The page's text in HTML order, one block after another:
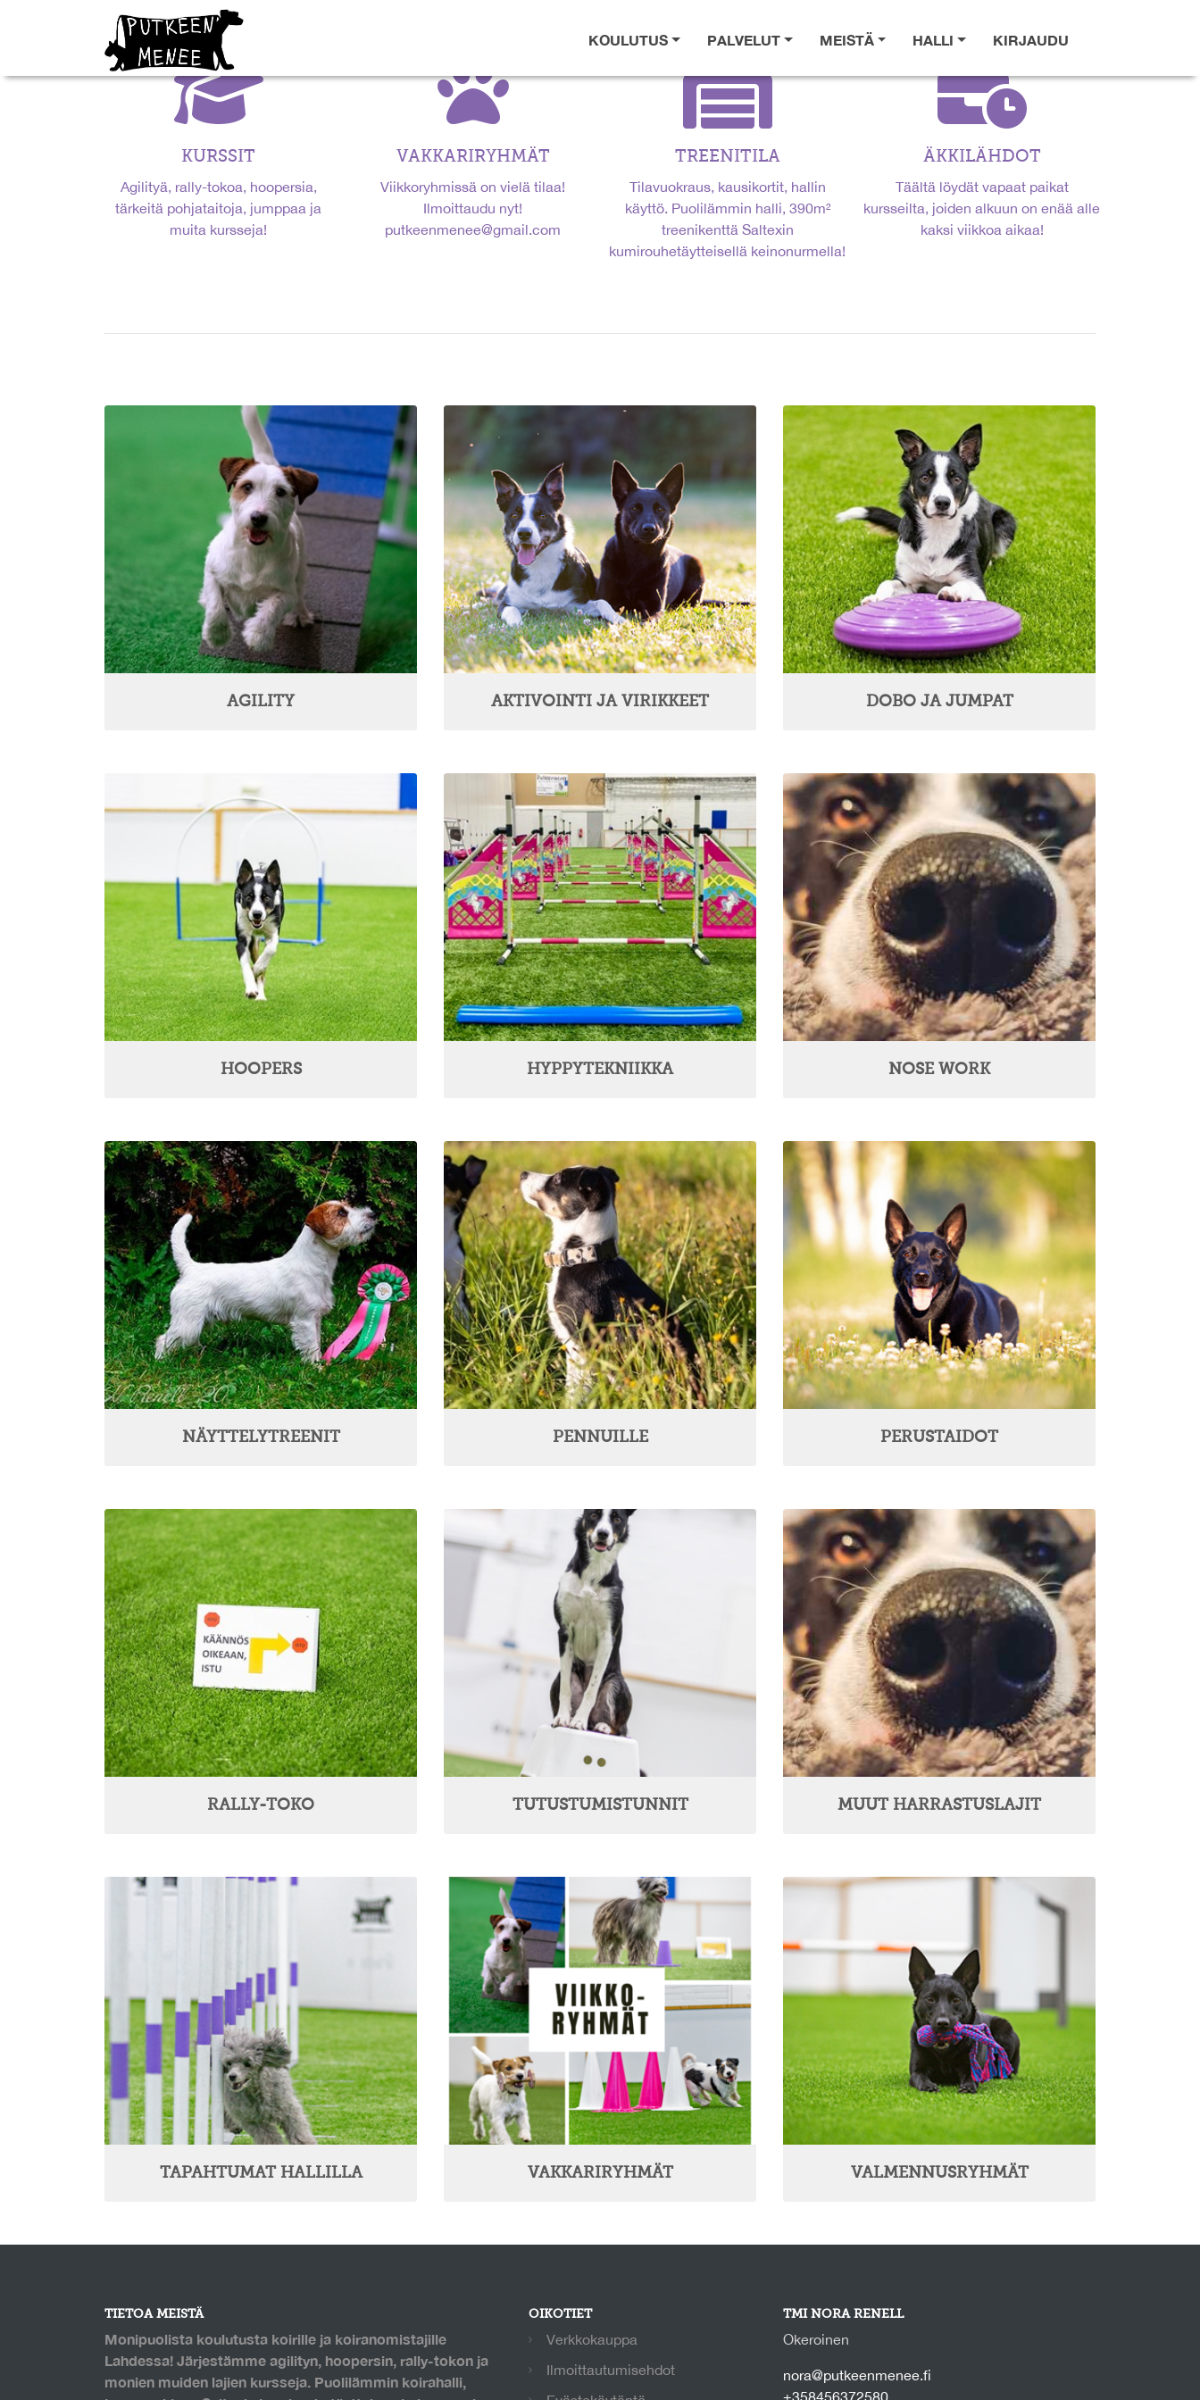
KOULUTUS PALVELUT MEISTÄ HALLI KIRJAUDU
KURSSIT
Agilityä, rally-tokoa, hoopersia,
tärkeitä pohjataitoja, jumppaa ja
muita kursseja!
VAKKARIRYHMÄT
Viikkoryhmissä on vielä tilaa!
Ilmoittaudu nyt!
putkeenmenee@gmail.com
TREENITILA
Tilavuokraus, kausikortit, hallin
käyttö. Puolilämmin halli, 390m²
treenikenttä Saltexin
kumirouhetäytteisellä keinonurmella!
ÄKKILÄHDOT
Täältä löydät vapaat paikat
kursseilta, joiden alkuun on enää alle
kaksi viikkoa aikaa!
AGILITY AKTIVOINTI JA VIRIKKEET DOBO JA JUMPAT
HOOPERS HYPPYTEKNIIKKA NOSE WORK
NÄYTTELYTREENIT PENNUILLE PERUSTAIDOT
RALLY-TOKO TUTUSTUMISTUNNIT MUUT HARRASTUSLAJIT
TAPAHTUMAT HALLILLA VAKKARIRYHMÄT VALMENNUSRYHMÄT
TIETOA MEISTÄ
Monipuolista koulutusta koirille ja koiranomistajille
Lahdessa! Järjestämme agilityn, hoopersin, rally-tokon ja
monien muiden lajien kursseja. Puolilämmin koirahalli,
OIKOTIET
Verkkokauppa
Ilmoittautumisehdot
TMI NORA RENELL
Okeroinen
nora@putkeenmenee.fi
+358456372580